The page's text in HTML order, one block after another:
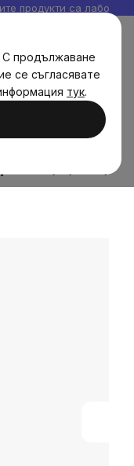
С продължаване
се съгласявате
тук.
продукти са
0,5 ml,